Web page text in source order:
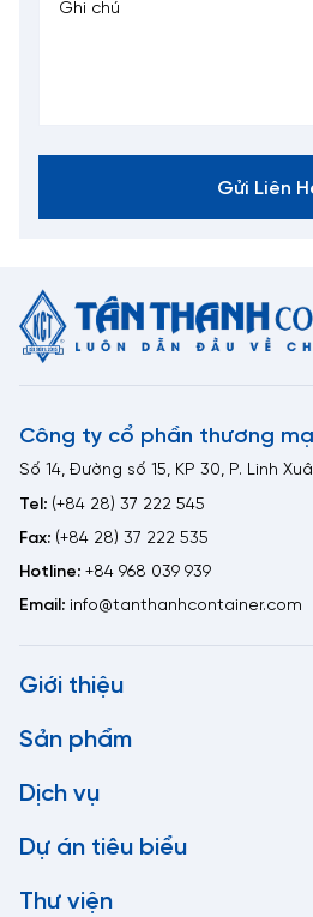
Gửi Liên
Công ty cổ phần thương
Số 14, Đường số 15, KP 30, P. Linh
Tel: (+84 28) 37 222 545
Fax: (+84 28) 37 222 535
Hotline: +84 968 039 939
Email: info@tanthanhcontainer.com
Giới thiệu
Sản phẩm
Dịch vụ
Dự án tiêu biểu
Thư viện